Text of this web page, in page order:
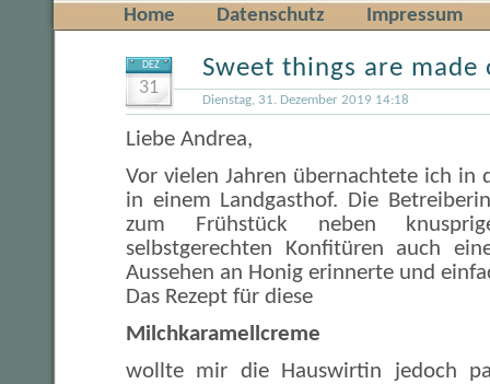
Home Datenschutz Impressum
DEZ
31
Sweet things are made
Dienstag, 31. Dezember 2019 14:18
Liebe Andrea,
Vor vielen Jahren übernachtete ich in
in einem Landgasthof. Die
zum Frühstück neben
selbstgerechten Konfitüren auch
Aussehen an Honig erinnerte und
Das Rezept für diese
Milchkaramellcreme
wollte mir die Hauswirtin jedoch